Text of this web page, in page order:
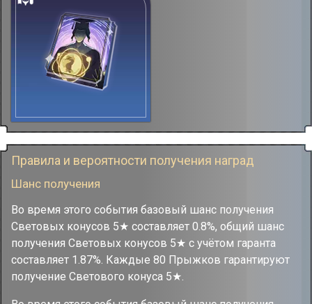
Правила и вероятности получения наград
Шанс получения
Во время этого события базовый шанс получения
Световых конусов 5★ составляет 0.8%, общий шанс
получения Световых конусов 5★ с учётом гаранта
составляет 1.87%. Каждые 80 Прыжков гарантируют
получение Светового конуса 5★.